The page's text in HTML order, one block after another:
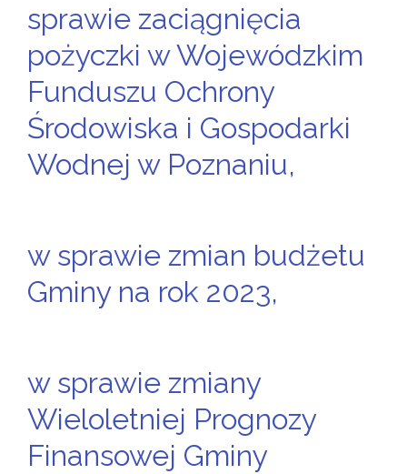
sprawie zaciągnięcia
pożyczki w Wojewódzkim
Funduszu Ochrony
Środowiska i Gospodarki
Wodnej w Poznaniu,
w sprawie zmian budżetu
Gminy na rok 2023,
w sprawie zmiany
Wieloletniej Prognozy
Finansowej Gminy